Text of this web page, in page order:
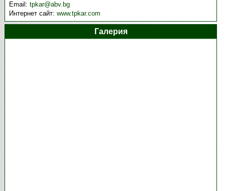
Email:tpkar@abv.bg
Интернет сайт:www.tpkar.com
Галерия